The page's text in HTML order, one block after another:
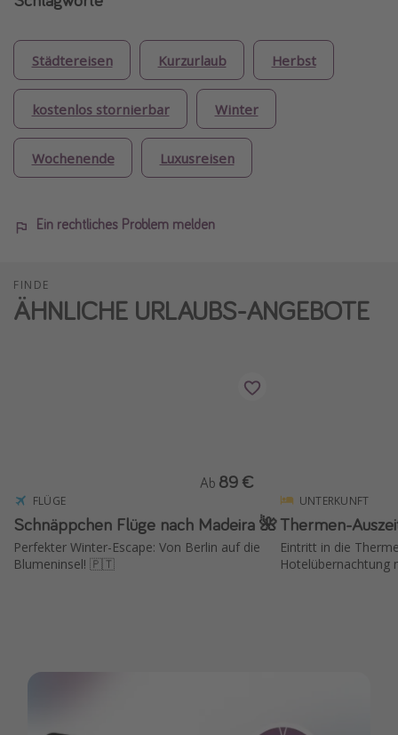
Städtereisen Kurzurlaub Herbst
kostenlos stornierbar Winter
Wochenende Luxusreisen
Ein rechtliches Problem melden
FINDE
ÄHNLICHE URLAUBS-ANGEBOTE
FLÜGE
Schnäppchen Flüge nach Madeira 🌺
Perfekter Winter-Escape: Von Berlin auf die
Blumeninsel! 🇵🇹
Ab 89 €
UNTERKUNFT
Thermen-
Eintritt in die
Hotelübernachtung